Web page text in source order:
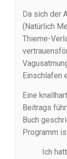
Da sich der
(Natürlich
Thieme-
Einschlafen
Eine
Beitrags
Buch
Programm
Ich